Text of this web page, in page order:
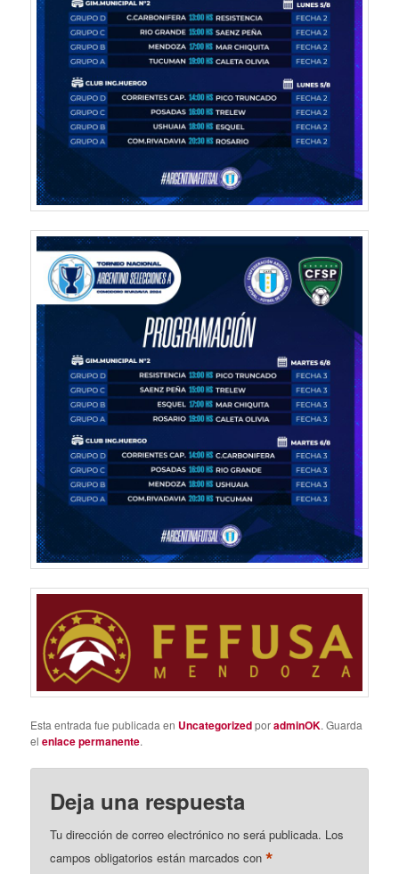
Esta entrada fue publicada en UncategorizedporadminOK. Guarda
elenlace permanente.
Deja una respuesta
Tu dirección de correo electrónico no será publicada. Los
campos obligatorios están marcados con*